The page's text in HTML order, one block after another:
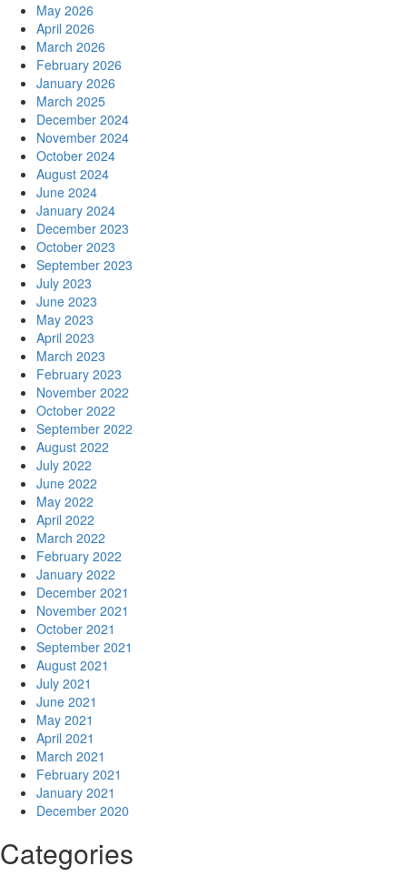
May 2026
April 2026
March 2026
February 2026
January 2026
March 2025
December 2024
November 2024
October 2024
August 2024
June 2024
January 2024
December 2023
October 2023
September 2023
July 2023
June 2023
May 2023
April 2023
March 2023
February 2023
November 2022
October 2022
September 2022
August 2022
July 2022
June 2022
May 2022
April 2022
March 2022
February 2022
January 2022
December 2021
November 2021
October 2021
September 2021
August 2021
July 2021
June 2021
May 2021
April 2021
March 2021
February 2021
January 2021
December 2020
Categories